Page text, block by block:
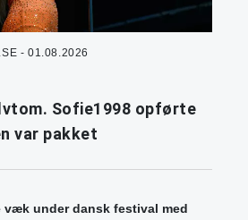
- 01.08.2026
Sofie1998 opførte
var pakket
væk under dansk festival med